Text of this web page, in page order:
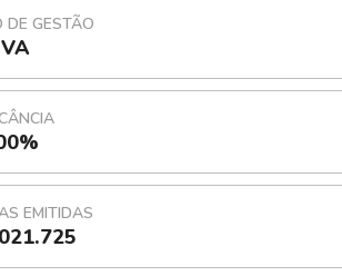
DE GESTÃO
EMITIDAS